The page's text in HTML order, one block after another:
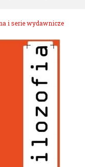
i serie wydawnicze